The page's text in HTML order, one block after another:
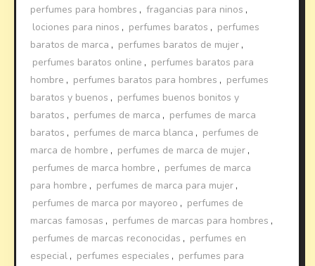
perfumes para hombres , fragancias para ninos ,
lociones para ninos , perfumes baratos , perfumes
baratos de marca , perfumes baratos de mujer ,
perfumes baratos online , perfumes baratos para
hombre , perfumes baratos para hombres , perfumes
baratos y buenos , perfumes buenos bonitos y
baratos , perfumes de marca , perfumes de marca
baratos , perfumes de marca blanca , perfumes de
marca de hombre , perfumes de marca de mujer ,
perfumes de marca hombre , perfumes de marca
para hombre , perfumes de marca para mujer ,
perfumes de marca por mayoreo , perfumes de
marcas famosas , perfumes de marcas para hombres ,
perfumes de marcas reconocidas , perfumes en
especial , perfumes especiales , perfumes para